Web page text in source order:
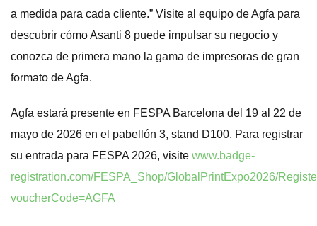
a medida para cada cliente.” Visite al equipo de Agfa para
descubrir cómo Asanti 8 puede impulsar su negocio y
conozca de primera mano la gama de impresoras de gran
formato de Agfa.
Agfa estará presente en FESPA Barcelona del 19 al 22 de
mayo de 2026 en el pabellón 3, stand D100. Para registrar
su entrada para FESPA 2026, visite www.badge-
registration.com/FESPA_Shop/GlobalPrintExpo2026/
voucherCode=AGFA